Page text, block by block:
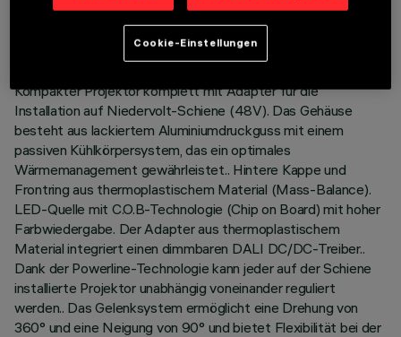
LETZTES UPDATE: 05.08.2026
Kompakter Projektor komplett mit Adapter für die
Installation auf Niedervolt-Schiene (48V). Das Gehäuse
besteht aus lackiertem Aluminiumdruckguss mit einem
passiven Kühlkörpersystem, das ein optimales
Wärmemanagement gewährleistet.. Hintere Kappe und
Frontring aus thermoplastischem Material (Mass-Balance).
LED-Quelle mit C.O.B-Technologie (Chip on Board) mit hoher
Farbwiedergabe. Der Adapter aus thermoplastischem
Material integriert einen dimmbaren DALI DC/DC-Treiber..
Dank der Powerline-Technologie kann jeder auf der Schiene
installierte Projektor unabhängig voneinander reguliert
werden.. Das Gelenksystem ermöglicht eine Drehung von
360° und eine Neigung von 90° und bietet Flexibilität bei der
Cookie-Einstellungen